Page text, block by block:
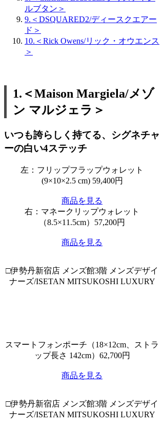
ルブタン＞
9.＜DSQUARED2/ディースクエアー
ド＞
10.＜Rick Owens/リック・オウエンス
＞
1.＜Maison Margiela/メゾ
ン マルジェラ＞
いつも誇らしく持てる、シグネチャ
ーの白い4ステッチ
左：フリップフラップウォレット
(9×10×2.5 cm) 59,400円
商品を見る
右：マネークリップウォレット
（8.5×11.5cm）57,200円
商品を見る
□伊勢丹新宿店 メンズ館3階 メンズデザイ
ナーズ/ISETAN MITSUKOSHI LUXURY
スマートフォンポーチ（18×12cm、ストラ
ップ長さ 142cm）62,700円
商品を見る
□伊勢丹新宿店 メンズ館3階 メンズデザイ
ナーズ/ISETAN MITSUKOSHI LUXURY